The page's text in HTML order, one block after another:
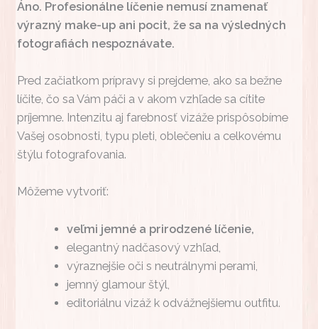
Áno. Profesionálne líčenie nemusí znamenať
výrazný make-up ani pocit, že sa na výsledných
fotografiách nespoznávate.
Pred začiatkom prípravy si prejdeme, ako sa bežne
líčite, čo sa Vám páči a v akom vzhľade sa cítite
príjemne. Intenzitu aj farebnosť vizáže prispôsobíme
Vašej osobnosti, typu pleti, oblečeniu a celkovému
štýlu fotografovania.
Môžeme vytvoriť:
veľmi jemné a prirodzené líčenie,
elegantný nadčasový vzhľad,
výraznejšie oči s neutrálnymi perami,
jemný glamour štýl,
editoriálnu vizáž k odvážnejšiemu outfitu.